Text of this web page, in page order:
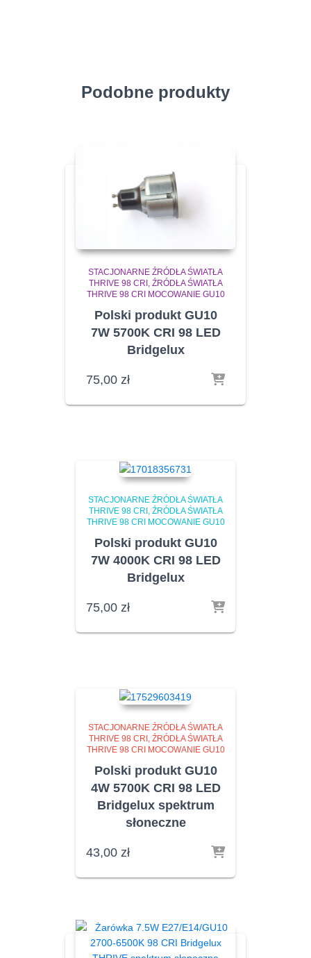
Podobne produkty
STACJONARNE ŹRÓDŁA ŚWIATŁA
THRIVE 98 CRI ŹRÓDŁA ŚWIATŁA
THRIVE 98 CRI MOCOWANIE GU10
Polski produkt GU10
7W 5700K CRI 98 LED
Bridgelux
75,00 zł
STACJONARNE ŹRÓDŁA ŚWIATŁA
THRIVE 98 CRI
ŹRÓDŁA ŚWIATŁA
THRIVE 98 CRI MOCOWANIE GU10
Polski produkt GU10
7W 4000K CRI 98 LED
Bridgelux
75,00 zł
STACJONARNE ŹRÓDŁA ŚWIATŁA
THRIVE 98 CRI
ŹRÓDŁA ŚWIATŁA
THRIVE 98 CRI MOCOWANIE GU10
Polski produkt GU10
4W 5700K CRI 98 LED
Bridgelux spektrum
słoneczne
43,00 zł